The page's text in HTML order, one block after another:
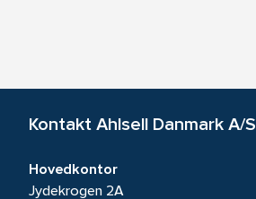
Kontakt Ahlsell Danmark A/S
Hovedkontor
Jydekrogen 2A